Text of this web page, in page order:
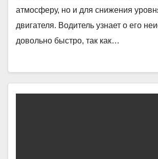
атмосферу, но и для снижения
двигателя. Водитель узнает о его
довольно быстро, так как…